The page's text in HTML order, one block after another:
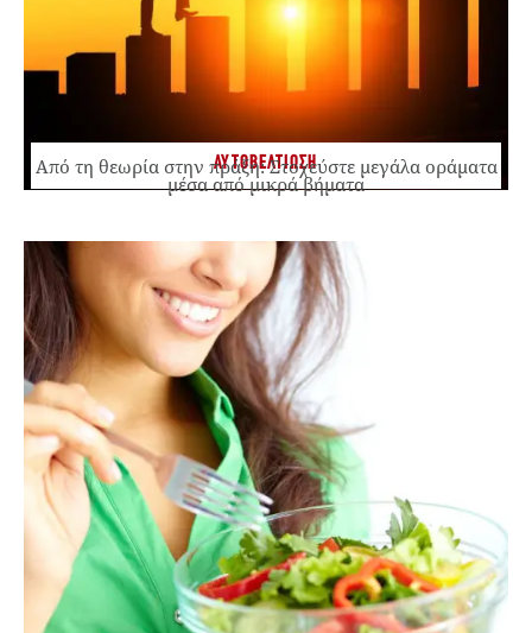
ΑΥΤΟΒΕΛΤΙΩΣΗ
Από τη θεωρία στην πράξη: Στοχεύστε μεγάλα οράματα
μέσα από μικρά βήματα